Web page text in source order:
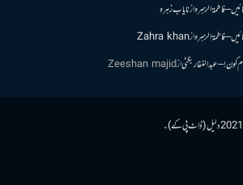
– فاطمۃالزہرہازنایاب زہرہ
– فاطمۃالزہرہازZahra khan
کون! – عبدالغفار بگٹیازZeeshan majid